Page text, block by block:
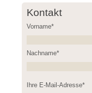
Kontakt
Vorname*
Nachname*
leave
Ihre E-Mail-Adresse*